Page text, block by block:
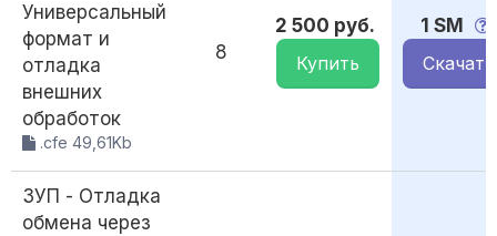
Универсальный
формат и
отладка
внешних
обработок
.cfe 49,61Kb
8
2 500 руб.
Купить
1 SM
Скачать
ЗУП - Отладка
обмена через